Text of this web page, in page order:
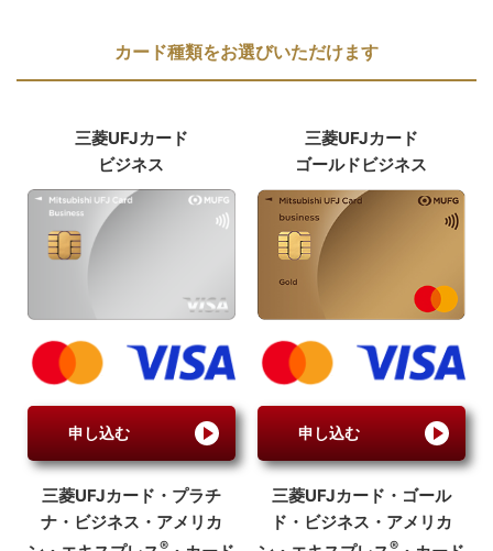
カード種類をお選びいただけます
三菱UFJカード
ビジネス
申し込む
三菱UFJカード
ゴールドビジネス
申し込む
三菱UFJカード・ プラチ
ナ・ビジネス・ アメリカ
®
三菱UFJカード・ゴール
ド・ ビジネス・ アメリカ
®